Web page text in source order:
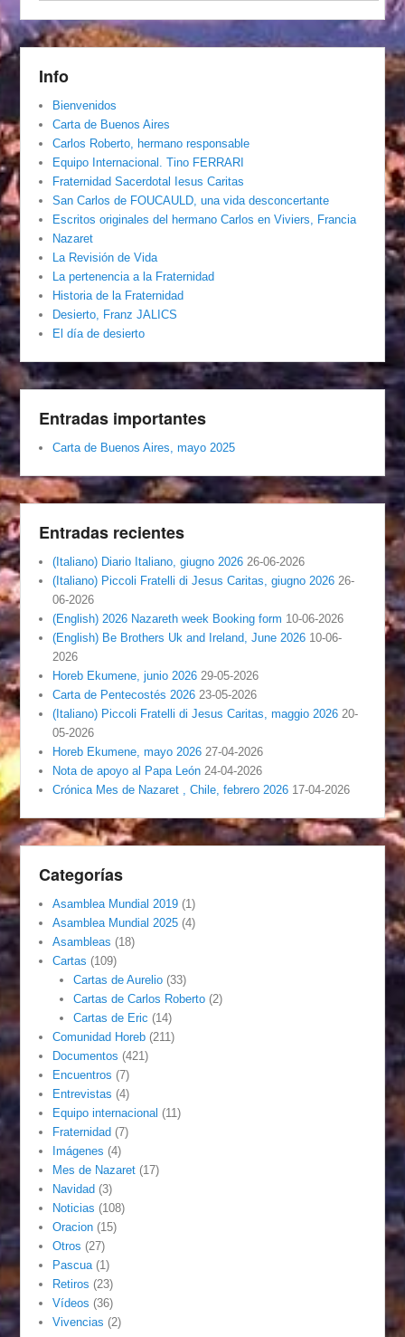
Info
Bienvenidos
Carta de Buenos Aires
Carlos Roberto, hermano responsable
Equipo Internacional. Tino FERRARI
Fraternidad Sacerdotal Iesus Caritas
San Carlos de FOUCAULD, una vida desconcertante
Escritos originales del hermano Carlos en Viviers, Francia
Nazaret
La Revisión de Vida
La pertenencia a la Fraternidad
Historia de la Fraternidad
Desierto, Franz JALICS
El día de desierto
Entradas importantes
Carta de Buenos Aires, mayo 2025
Entradas recientes
(Italiano) Diario Italiano, giugno 2026 26-06-2026
(Italiano) Piccoli Fratelli di Jesus Caritas, giugno 2026 26-
06-2026
(English) 2026 Nazareth week Booking form 10-06-2026
(English) Be Brothers Uk and Ireland, June 2026 10-06-
2026
Horeb Ekumene, junio 2026 29-05-2026
Carta de Pentecostés 2026 23-05-2026
(Italiano) Piccoli Fratelli di Jesus Caritas, maggio 2026 20-
05-2026
Horeb Ekumene, mayo 2026 27-04-2026
Nota de apoyo al Papa León 24-04-2026
Crónica Mes de Nazaret , Chile, febrero 2026 17-04-2026
Categorías
Asamblea Mundial 2019 (1)
Asamblea Mundial 2025 (4)
Asambleas (18)
Cartas (109)
Cartas de Aurelio(33)
Cartas de Carlos Roberto(2)
Cartas de Eric (14)
Comunidad Horeb (211)
Documentos (421)
Encuentros (7)
Entrevistas (4)
Equipo internacional (11)
Fraternidad (7)
Imágenes (4)
Mes de Nazaret (17)
Navidad (3)
Noticias (108)
Oracion (15)
Otros (27)
Pascua (1)
Retiros (23)
Vídeos (36)
Vivencias (2)